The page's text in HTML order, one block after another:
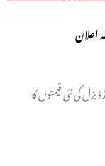
اعلان
کی نئی قیمتوں کا